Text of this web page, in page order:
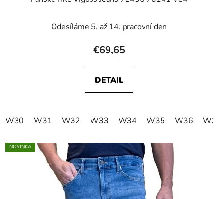
Odesíláme 5. až 14. pracovní den
€69,65
DETAIL
W30 W31 W32 W33 W34 W35 W36
NOVINKA